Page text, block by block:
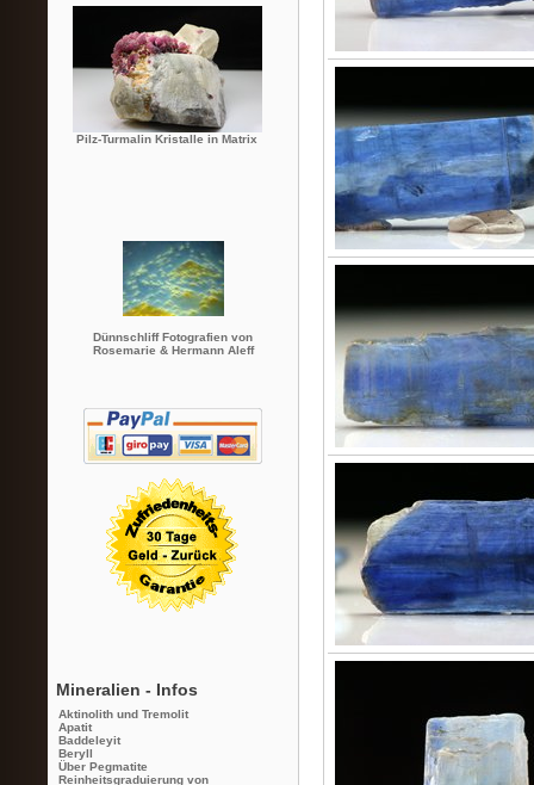
Pilz-Turmalin Kristalle in Matrix
Dünnschliff Fotografien von
Rosemarie & Hermann Aleff
Mineralien - Infos
Aktinolith und Tremolit
Apatit
Baddeleyit
Beryll
Über Pegmatite
Reinheitsgraduierung von